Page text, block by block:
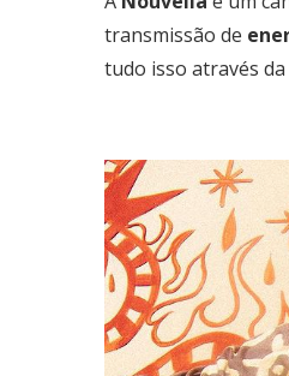
transmissão de
tudo isso através